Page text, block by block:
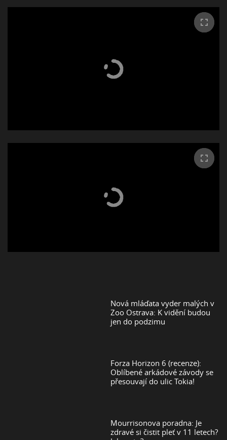
Nová mláďata vyder malých v
Zoo Ostrava: K vidění budou
jen do podzimu
Forza Horizon 6 (recenze):
Oblíbené arkádové závody se
přesouvají do ulic Tokia!
Mourrisonova poradna: Je
zdravé si čistit pleť v 11 letech?